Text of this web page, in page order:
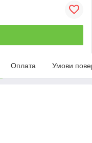
Оплата Умови